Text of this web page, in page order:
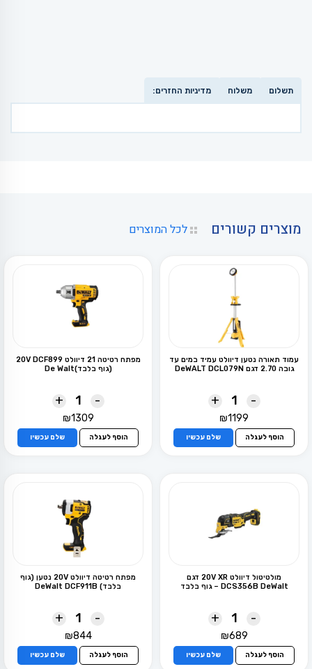
תשלום משלוח מדיניות החזרים:
מוצרים קשורים לכל המוצרים
עמוד תאורה נטען דיוולט עמיד במים עד
גובה 2.70 דגם DeWALT DCL079N
-
+
₪1199
הוסף לעגלה שלם עכשיו
מפתח רטיטה 21 דיוולט 20V DCF899
(גוף בלבד)De Walt
-
+
₪1309
הוסף לעגלה שלם עכשיו
מולטיטול דיוולט 20V XR דגם
DCS356B DeWalt – גוף בלבד
-
+
₪689
הוסף לעגלה שלם עכשיו
מפתח רטיטה דיוולט 20V נטען (גוף
בלבד) DeWalt DCF911B
-
+
₪844
הוסף לעגלה שלם עכשיו